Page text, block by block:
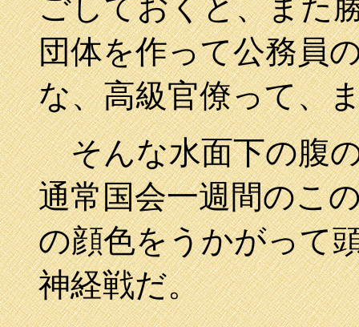
ごしておくと、また
団体を作って公務員
な、高級官僚って、
そんな水面下の腹
通常国会一週間のこ
の顔色をうかがって
神経戦だ。